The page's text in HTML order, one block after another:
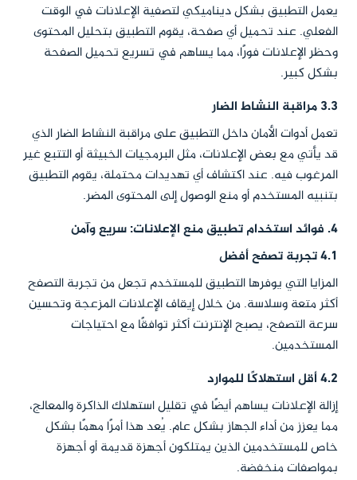
يعمل التطبيق بشكل ديناميكي لتصفية الإعلانات في الوقت
الفعلي. عند تحميل أي صفحة، يقوم التطبيق بتحليل المحتوى
وحظر الإعلانات فورًا، مما يساهم في تسريع تحميل الصفحة
بشكل كبير.
3.3 مراقبة النشاط الضار
تعمل أدوات الأمان داخل التطبيق على مراقبة النشاط الضار الذي
قد يأتي مع بعض الإعلانات، مثل البرمجيات الخبيثة أو التتبع غير
المرغوب فيه. عند اكتشاف أي تهديدات محتملة، يقوم التطبيق
بتنبيه المستخدم أو منع الوصول إلى المحتوى المضر.
4. فوائد استخدام تطبيق منع الإعلانات: سريع وآمن
4.1 تجربة تصفح أفضل
المزايا التي يوفرها التطبيق للمستخدم تجعل من تجربة التصفح
أكثر متعة وسلاسة. من خلال إيقاف الإعلانات المزعجة وتحسين
سرعة التصفح، يصبح الإنترنت أكثر توافقًا مع احتياجات
المستخدمين.
4.2 أقل استهلاكًا للموارد
إزالة الإعلانات يساهم أيضًا في تقليل استهلاك الذاكرة والمعالج،
مما يعزز من أداء الجهاز بشكل عام. يُعد هذا أمرًا مهمًا بشكل
خاص للمستخدمين الذين يمتلكون أجهزة قديمة أو أجهزة
بمواصفات منخفضة.